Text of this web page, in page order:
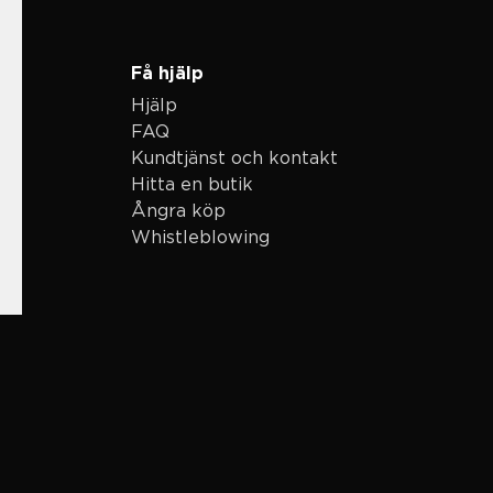
Få hjälp
Hjälp
FAQ
Kundtjänst och kontakt
Hitta en butik
Ångra köp
Whistleblowing